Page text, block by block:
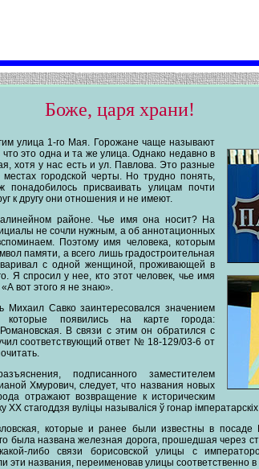
Боже, царя храни!
улица 1-го Мая. Горожане чаще называют
это одна и та же улица. Однако недавно в
хотя у нас есть и ул. Павлова. Это разные
городской черты. Но трудно понять,
присваивать улицам почти
к другу они отношения и не имеют.
районе. Чье имя она носит? На
не сочли нужным, а об аннотационных
Поэтому имя человека, которым
памяти, а всего лишь градостроительная
с одной женщиной, проживающей в
Я спросил у нее, кто этот человек, чье имя
вот этого я не знаю».
Михаил Савко заинтересовался значением
которые появились на карте города:
В связи с этим он обратился с
соответствующий ответ № 18-129/03-6 от
подписанного заместителем
Хмурович, следует, что названия новых
отражают возвращение к историческим
ХХ стагоддзя вуліцы называліся ў гонар
которые и ранее были известны в посаде
была названа железная дорога, прошедшая через
либо связи борисовской улицы с
эти названия, переименовав улицы соответственно